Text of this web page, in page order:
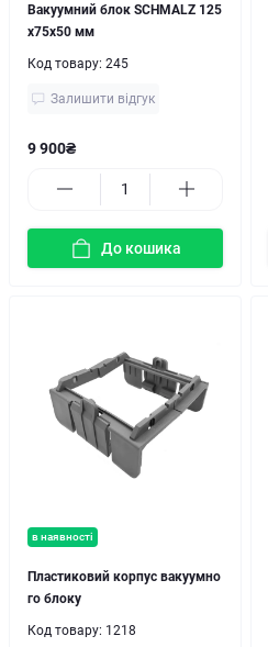
Вакуумний блок SCHMALZ 125
x75x50 мм
Код товару: 245
Залишити відгук
9 900₴
До кошика
в наявності
Пластиковий корпус вакуумно
го блоку
Код товару: 1218